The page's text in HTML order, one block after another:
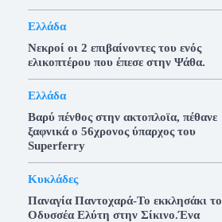
Ελλάδα
Νεκροί οι 2 επιβαίνοντες του ενός
ελικοπτέρου που έπεσε στην Ψάθα.
Ελλάδα
Βαρύ πένθος στην ακτοπλοϊα, πέθανε
ξαφνικά ο 56χρονος ύπαρχος του
Superferry
Κυκλάδες
Παναγία Παντοχαρά-Το εκκλησάκι
Οδυσσέα Ελύτη στην Σίκινο.Ένα